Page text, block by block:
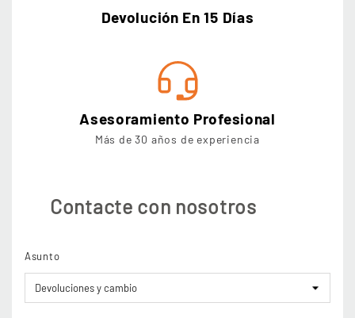
Devolución En 15 Días
Asesoramiento Profesional
Más de 30 años de experiencia
Contacte con nosotros
Asunto